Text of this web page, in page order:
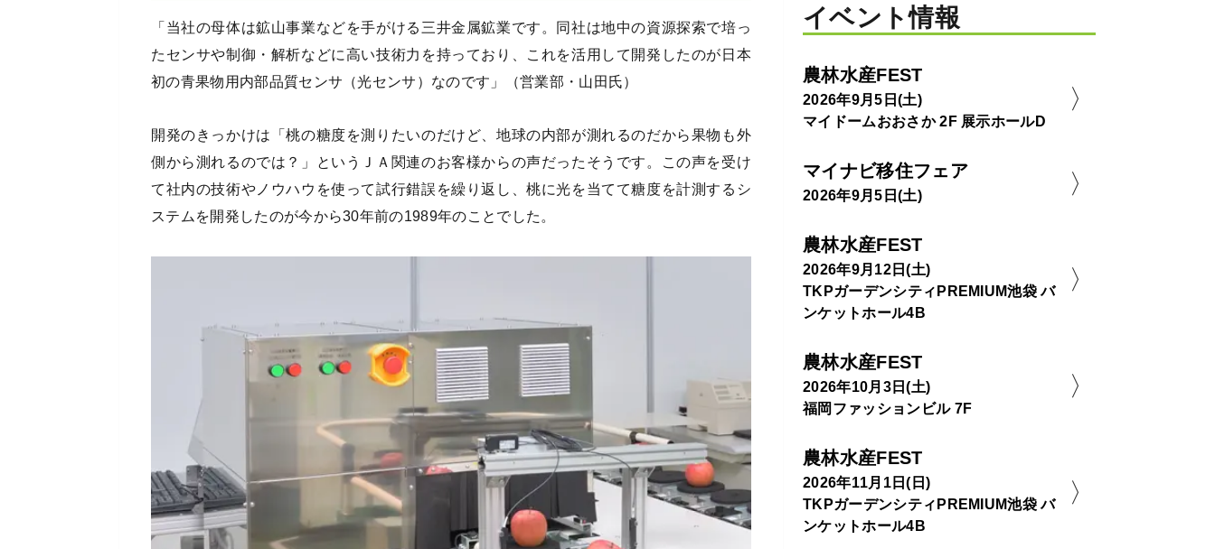
「当社の母体は鉱山事業などを手がける三井金属鉱業です。同社は地中の資源探索で培っ
たセンサや制御・解析などに高い技術力を持っており、これを活用して開発したのが日本
初の青果物用内部品質センサ（光センサ）なのです」（営業部・山田氏）
開発のきっかけは「桃の糖度を測りたいのだけど、地球の内部が測れるのだから果物も外
側から測れるのでは？」というＪＡ関連のお客様からの声だったそうです。この声を受け
て社内の技術やノウハウを使って試行錯誤を繰り返し、桃に光を当てて糖度を計測するシ
ステムを開発したのが今から30年前の1989年のことでした。
イベント情報
農林水産FEST
2026年9月5日(土)
マイドームおおさか 2F 展示ホールD
マイナビ移住フェア
2026年9月5日(土)
農林水産FEST
2026年9月12日(土)
TKPガーデンシティPREMIUM池袋 バ
ンケットホール4B
農林水産FEST
2026年10月3日(土)
福岡ファッションビル 7F
農林水産FEST
2026年11月1日(日)
TKPガーデンシティPREMIUM池袋 バ
ンケットホール4B